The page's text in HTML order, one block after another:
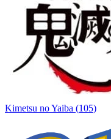
Kimetsu no Yaiba (105)